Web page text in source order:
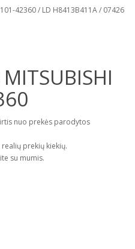
42360 / LD H8413B411A / 07426
nuo prekės parodytos
prekių kiekių.
su mumis.